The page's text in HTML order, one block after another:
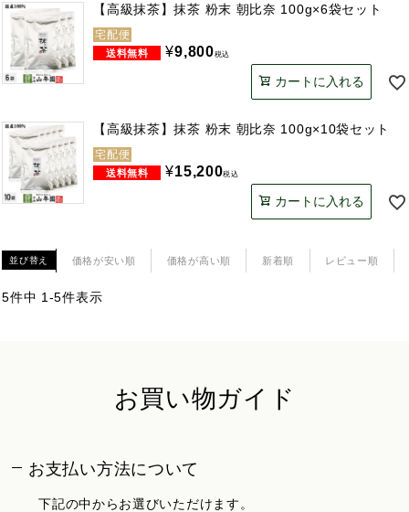
【高級抹茶】抹茶 粉末 朝比奈 100g×6袋セット
宅配便
¥9,800税込
カートに入れる
【高級抹茶】抹茶 粉末 朝比奈 100g×10袋セット
宅配便
¥15,200税込
カートに入れる
並び替え 価格が安い順 価格が高い順 新着順 レビュー順
5件中 1 -5件表示
お買い物ガイド
お支払い方法について
下記の中からお選びいただけます。